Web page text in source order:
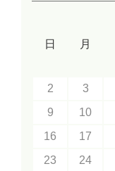
日 月
2
3
9
10
16
17
23
24